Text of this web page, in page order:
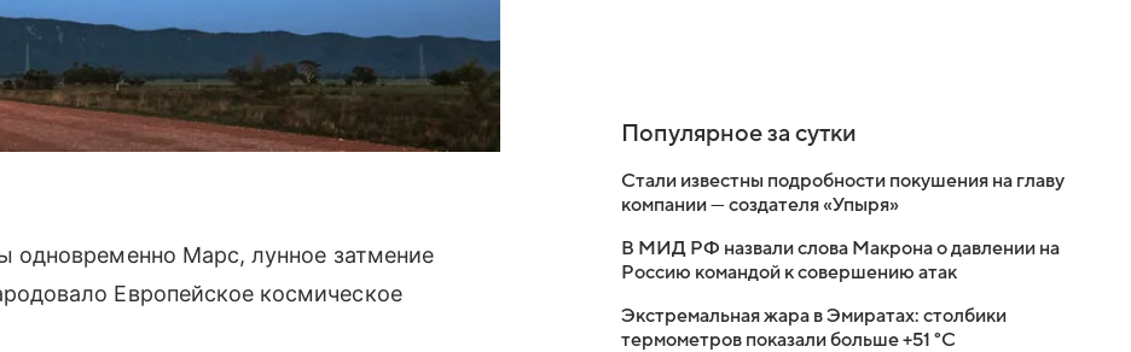
одновременно Марс, лунное затмение
Европейское космическое
Популярное за сутки
Стали известны подробности покушения на главу
компании — создателя «Упыря»
В МИД РФ назвали слова Макрона о давлении на
Россию командой к совершению атак
Экстремальная жара в Эмиратах: столбики
термометров показали больше +51 °C